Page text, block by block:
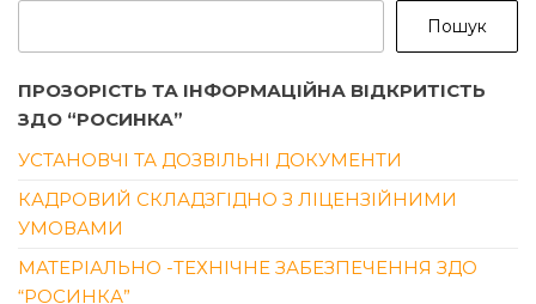
Пошук
ПРОЗОРІСТЬ ТА ІНФОРМАЦІЙНА ВІДКРИТІСТЬ
ЗДО “РОСИНКА”
УСТАНОВЧІ ТА ДОЗВІЛЬНІ ДОКУМЕНТИ
КАДРОВИЙ СКЛАДЗГІДНО З ЛІЦЕНЗІЙНИМИ
УМОВАМИ
МАТЕРІАЛЬНО -ТЕХНІЧНЕ ЗАБЕЗПЕЧЕННЯ ЗДО
“РОСИНКА”